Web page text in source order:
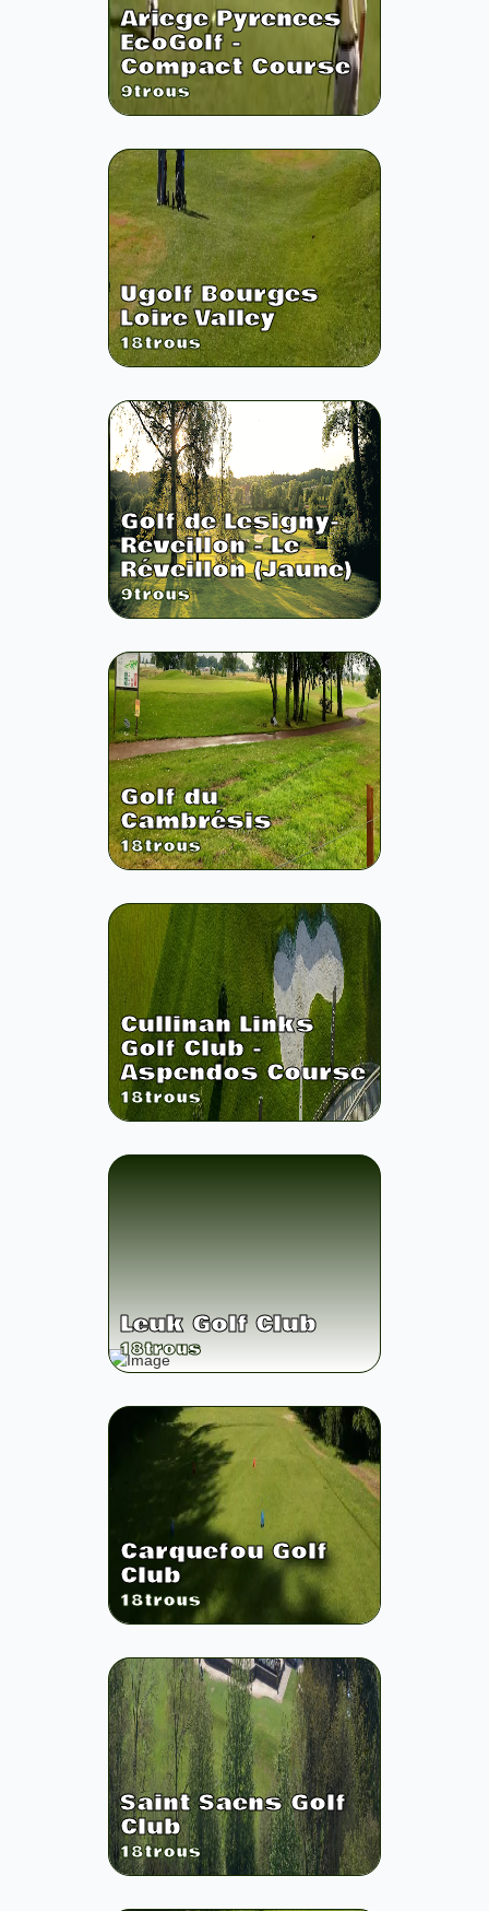
Ariege Pyrenees
EcoGolf -
Compact Course
9trous
Ugolf Bourges
Loire Valley
18trous
Golf de Lesigny-
Reveillon - Le
Réveillon (Jaune)
9trous
Golf du
Cambrésis
18trous
Cullinan Links
Golf Club -
Aspendos Course
18trous
Leuk Golf Club
18trous
Carquefou Golf
Club
18trous
Saint Saens Golf
Club
18trous